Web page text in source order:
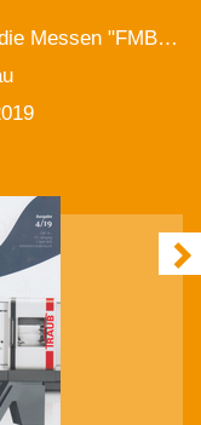
"FMB" und "FMB Süd"